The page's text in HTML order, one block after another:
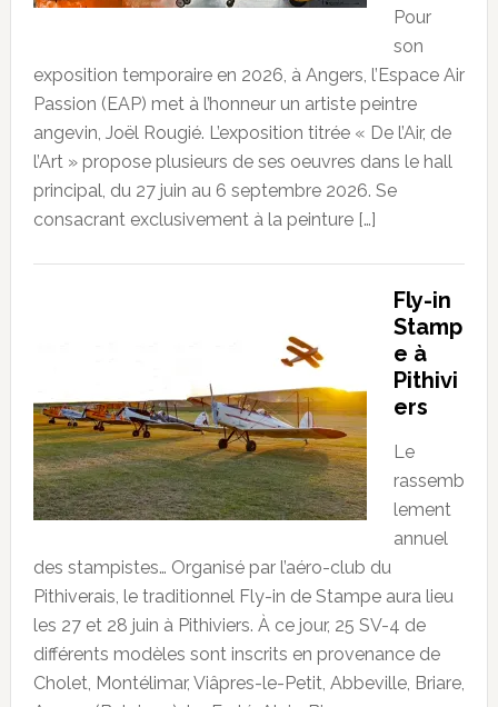
Pour
son
exposition temporaire en 2026, à Angers, l’Espace Air
Passion (EAP) met à l’honneur un artiste peintre
angevin, Joël Rougié. L’exposition titrée « De l’Air, de
l’Art » propose plusieurs de ses oeuvres dans le hall
principal, du 27 juin au 6 septembre 2026. Se
consacrant exclusivement à la peinture […]
Fly-in
Stamp
e à
Pithivi
ers
Le
rassemb
lement
annuel
des stampistes… Organisé par l’aéro-club du
Pithiverais, le traditionnel Fly-in de Stampe aura lieu
les 27 et 28 juin à Pithiviers. À ce jour, 25 SV-4 de
différents modèles sont inscrits en provenance de
Cholet, Montélimar, Viâpres-le-Petit, Abbeville, Briare,